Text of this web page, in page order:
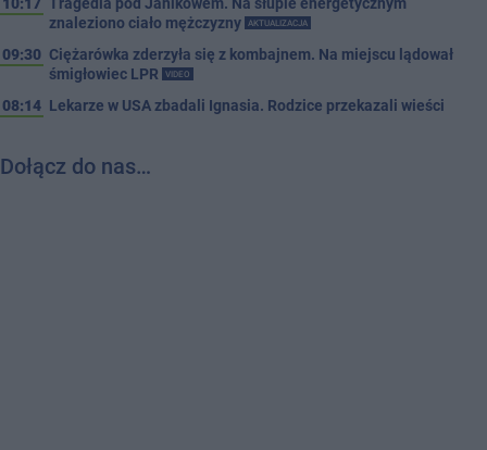
znaleziono ciało mężczyzny
AKTUALIZACJA
09:30 Ciężarówka zderzyła się z kombajnem. Na miejscu lądował
śmigłowiec LPR
VIDEO
08:14 Lekarze w USA zbadali Ignasia. Rodzice przekazali wieści
Dołącz do nas…